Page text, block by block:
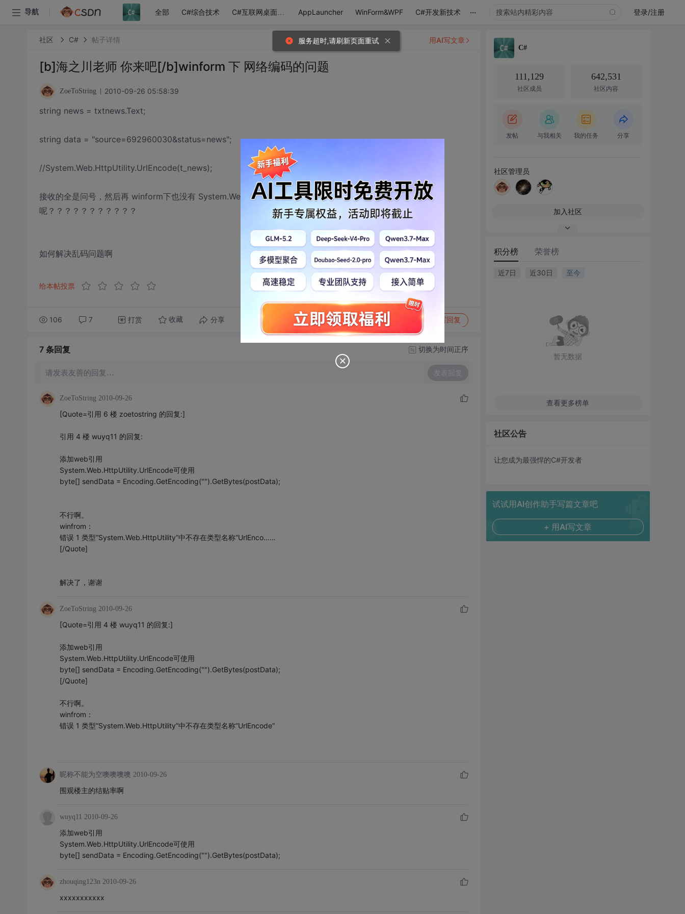
导航 全部 C#综合技术 C#互联网桌面应用 AppLauncher WinForm&WPF C#开发新技术 ... 登录/注册
社区 C# 帖子详情
[b]海之川老师 你来吧[/b]winform 下 网络编码的问题
ZoeToString 2010-09-26 05:58:39
string news = txtnews.Text;
string data = "source=692960030&status=news";
//System.Web.HttpUtility.UrlEncode(t_news);
接收的全是问号，然后再 winform下也没有 System.Web.HttpUtility.UrlEncode() 这个方法，那么如何进行编码
呢？？？？？？？？？？？
如何解决乱码问题啊
给本帖投票
106 7 打赏 收藏 分享 转发到动态 举报 写回复
用AI写文章
7 条回复 切换为时间正序
请发表友善的回复… 发表回复
ZoeToString 2010-09-26
[Quote=引用 6 楼 zoetostring 的回复:]
引用 4 楼 wuyq11 的回复:
添加web引用
System.Web.HttpUtility.UrlEncode可使用
byte[] sendData = Encoding.GetEncoding("").GetBytes(postData);
不行啊。
winfrom：
错误 1 类型“System.Web.HttpUtility”中不存在类型名称“UrlEnco……
[/Quote]
解决了，谢谢
ZoeToString 2010-09-26
[Quote=引用 4 楼 wuyq11 的回复:]
添加web引用
System.Web.HttpUtility.UrlEncode可使用
byte[] sendData = Encoding.GetEncoding("").GetBytes(postData);
[/Quote]
不行啊。
winfrom：
错误 1 类型“System.Web.HttpUtility”中不存在类型名称“UrlEncode”
昵称不能为空噢噢噢噢 2010-09-26
围观楼主的结贴率啊
wuyq11 2010-09-26
添加web引用
System.Web.HttpUtility.UrlEncode可使用
byte[] sendData = Encoding.GetEncoding("").GetBytes(postData);
zhouqing123n 2010-09-26
xxxxxxxxxxx
C#
111,129
社区成员
642,531
社区内容
发帖 与我相关 我的任务 分享
社区管理员
加入社区
积分榜 荣誉榜
近7日 近30日 至今
暂无数据
查看更多榜单
社区公告
让您成为最强悍的C#开发者
试试用AI创作助手写篇文章吧
+ 用AI写文章
服务超时,请刷新页面重试